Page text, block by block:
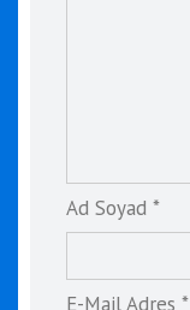
Ad Soyad *
E-Mail Adres *